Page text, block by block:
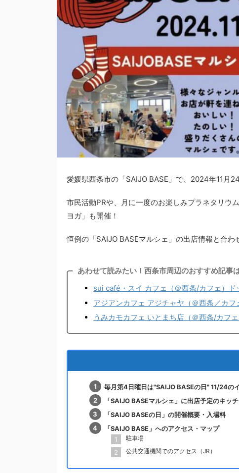
愛媛県西条市の「SAIJO BASE」で、2024年11月
市民活動PRや、月に一度のお楽しみプラネタリウ
ヨガ」も開催！
恒例の「SAIJO BASEマルシェ」の出店情報と合わ
あわせて読みたい！西条市周辺のおすすめ記事
sui café・スイ カフェ（＠西条/カフェ）ド
アジアンカフェ アジチャヤ（＠西条／カ
うみカモカフェ いとまち店（＠西条/カフ
毎月第4日曜日は"SAIJO BASEの日" 11/24の
「SAIJO BASEマルシェ」に出店予定のキッ
「SAIJO BASEの日」の開催概要・入場料
「SAIJO BASE」へのアクセス・マップ
駐車場
公共交通機関でのアクセス（JR）